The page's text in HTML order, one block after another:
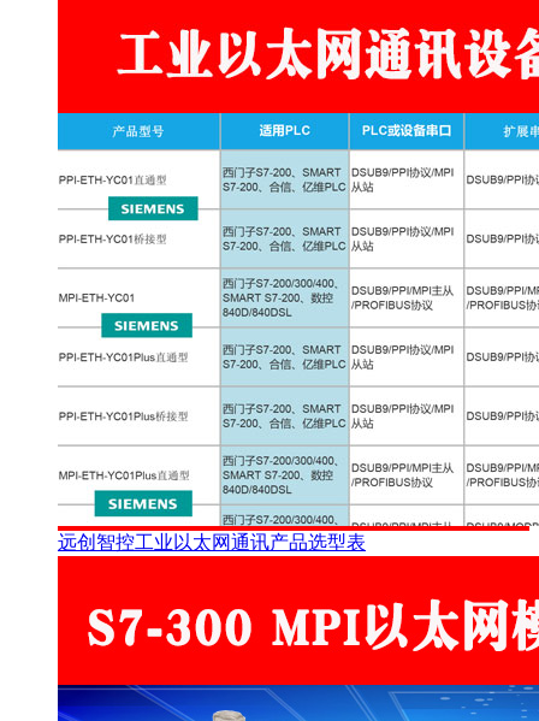
远创智控工业以太网通讯产品选型表